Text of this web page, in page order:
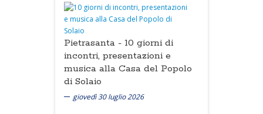
Pietrasanta - 10 giorni di
incontri, presentazioni e
musica alla Casa del Popolo
di Solaio
giovedì 30 luglio 2026